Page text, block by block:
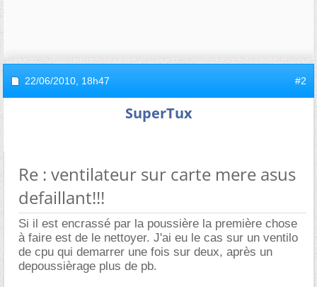
22/06/2010, 18h47 #2
SuperTux
Re : ventilateur sur carte mere asus
defaillant!!!
Si il est encrassé par la poussière la première chose
à faire est de le nettoyer. J'ai eu le cas sur un ventilo
de cpu qui demarrer une fois sur deux, après un
depoussièrage plus de pb.